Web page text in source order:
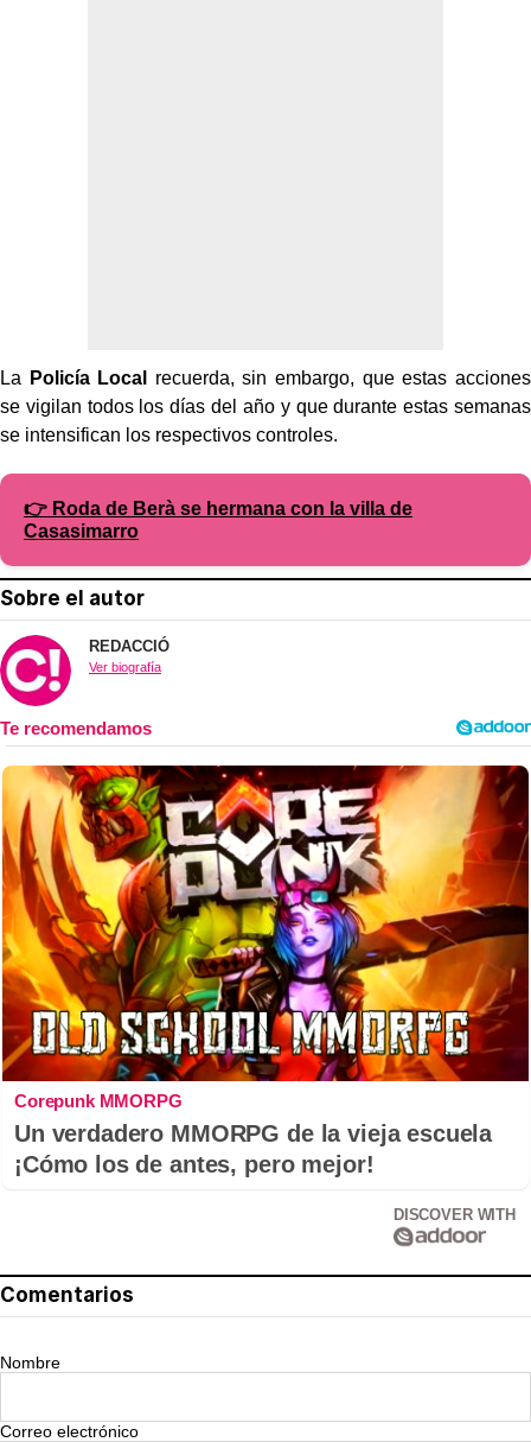
La Policía Local
recuerda, sin embargo, que estas acciones
se vigilan todos los días del año y que durante estas semanas
se intensifican los respectivos controles.
👉 Roda de Berà se hermana con la villa de
Casasimarro
Sobre el autor
REDACCIÓ
Ver biografía
Corepunk MMORPG
Un verdadero MMORPG de la vieja escuela
¡Cómo los de antes, pero mejor!
DISCOVER WITH
Comentarios
Nombre
Correo electrónico